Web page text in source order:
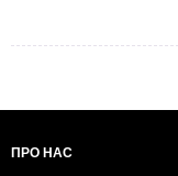
ПРО НАС